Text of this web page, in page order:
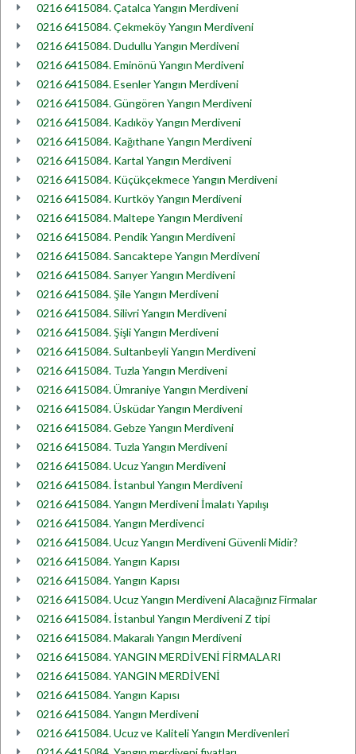
0216 6415084. Çatalca Yangın Merdiveni
0216 6415084. Çekmeköy Yangın Merdiveni
0216 6415084. Dudullu Yangın Merdiveni
0216 6415084. Eminönü Yangın Merdiveni
0216 6415084. Esenler Yangın Merdiveni
0216 6415084. Güngören Yangın Merdiveni
0216 6415084. Kadıköy Yangın Merdiveni
0216 6415084. Kağıthane Yangın Merdiveni
0216 6415084. Kartal Yangın Merdiveni
0216 6415084. Küçükçekmece Yangın Merdiveni
0216 6415084. Kurtköy Yangın Merdiveni
0216 6415084. Maltepe Yangın Merdiveni
0216 6415084. Pendik Yangın Merdiveni
0216 6415084. Sancaktepe Yangın Merdiveni
0216 6415084. Sarıyer Yangın Merdiveni
0216 6415084. Şile Yangın Merdiveni
0216 6415084. Silivri Yangın Merdiveni
0216 6415084. Şişli Yangın Merdiveni
0216 6415084. Sultanbeyli Yangın Merdiveni
0216 6415084. Tuzla Yangın Merdiveni
0216 6415084. Ümraniye Yangın Merdiveni
0216 6415084. Üsküdar Yangın Merdiveni
0216 6415084. Gebze Yangın Merdiveni
0216 6415084. Tuzla Yangın Merdiveni
0216 6415084. Ucuz Yangın Merdiveni
0216 6415084. İstanbul Yangın Merdiveni
0216 6415084. Yangın Merdiveni İmalatı Yapılışı
0216 6415084. Yangın Merdivenci
0216 6415084. Ucuz Yangın Merdiveni Güvenli Midir?
0216 6415084. Yangın Kapısı
0216 6415084. Yangın Kapısı
0216 6415084. Ucuz Yangın Merdiveni Alacağınız Firmalar
0216 6415084. İstanbul Yangın Merdiveni Z tipi
0216 6415084. Makaralı Yangın Merdiveni
0216 6415084. YANGIN MERDİVENİ FİRMALARI
0216 6415084. YANGIN MERDİVENİ
0216 6415084. Yangın Kapısı
0216 6415084. Yangın Merdiveni
0216 6415084. Ucuz ve Kaliteli Yangın Merdivenleri